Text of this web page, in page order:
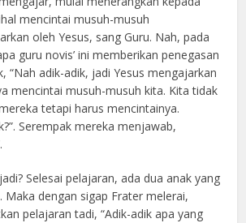
mencintai musuh-musuh
oleh Yesus, sang Guru. Nah, pada
guru novis’ ini memberikan penegasan
“Nah adik-adik, jadi Yesus mengajarkan
mencintai musuh-musuh kita. Kita tidak
tetapi harus mencintainya.
Serempak mereka menjawab,
Selesai pelajaran, ada dua anak yang
Maka dengan sigap Frater melerai,
pelajaran tadi, “Adik-adik apa yang